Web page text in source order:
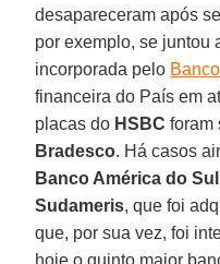
desapareceram após
por exemplo, se juntou
incorporada pelo
financeira do País em
placas do HSBC foram
Bradesco. Há casos
Banco América do Sul
Sudameris, que foi
que, por sua vez, foi
hoje o quinto maior